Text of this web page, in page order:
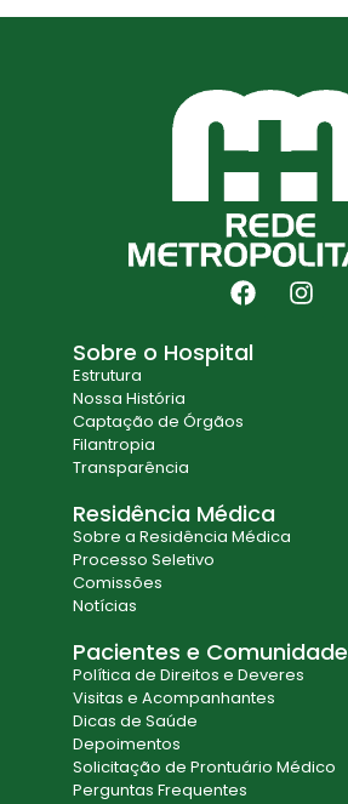
Sobre o Hospital
Estrutura
Nossa História
Captação de Órgãos
Filantropia
Transparência
Residência Médica
Sobre a Residência Médica
Processo Seletivo
Comissões
Notícias
Pacientes e Comunidade
Política de Direitos e Deveres
Visitas e Acompanhantes
Dicas de Saúde
Depoimentos
Solicitação de Prontuário Médico
Perguntas Frequentes